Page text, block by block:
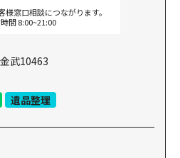
様窓口相談につながります。
間 8:00~21:00
武10463
遺品整理